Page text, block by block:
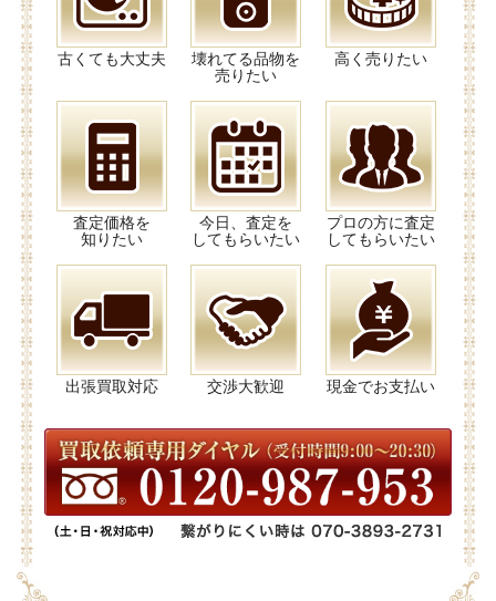
古くても大丈夫
壊れてる品物を
売りたい
高く売りたい
査定価格を
知りたい
今日、査定を
してもらいたい
プロの方に査定
してもらいたい
出張買取対応 交渉大歓迎 現金でお支払い